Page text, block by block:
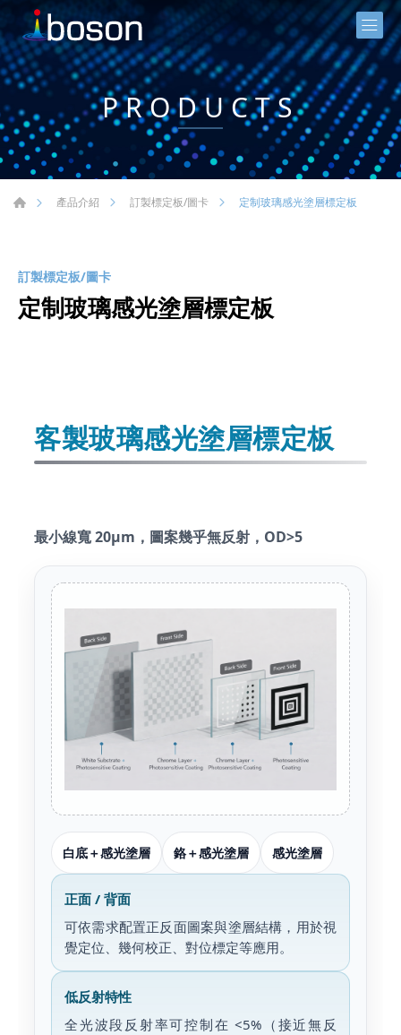
PRODUCTS
產品介紹 訂製標定板/圖卡 定制玻璃感光塗層標定板
訂製標定板/圖卡
定制玻璃感光塗層標定板
客製玻璃感光塗層標定板
最小線寬 20μm，圖案幾乎無反射，OD>5
白底＋感光塗層 鉻＋感光塗層 感光塗層
正面 / 背面
可依需求配置正反面圖案與塗層結構，用於視
覺定位、幾何校正、對位標定等應用。
低反射特性
全光波段反射率可控制在 <5%（接近無反